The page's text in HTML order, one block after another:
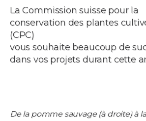
La Commission suisse pour la
conservation des plantes
(CPC)
vous souhaite beaucoup de
dans vos projets durant cette
De la pomme sauvage (à droite) à la